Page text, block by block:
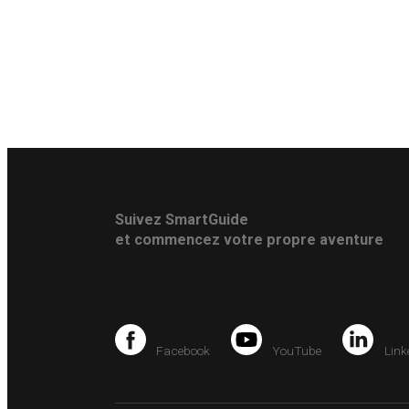
Suivez SmartGuide
et commencez votre propre aventure
Facebook YouTube